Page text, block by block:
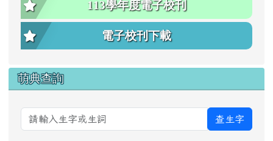
113學年度電子校刊
電子校刊下載
萌典查詢
查生字